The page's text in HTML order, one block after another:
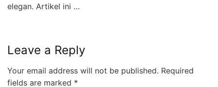
elegan. Artikel ini …
Leave a Reply
Your email address will not be published. Required
fields are marked *